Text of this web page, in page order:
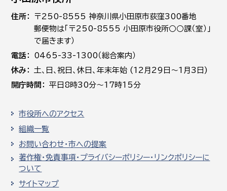
住所
〒250-8555 神奈川県小田原市荻窪300番地
郵便物は「〒250-8555 小田原市役所○○課（室）」
で届きます）
電話
0465-33-1300（総合案内）
休み
土､日､祝日、休日、年末年始 (12月29日～1月3日)
開庁時間
平日8時30分～17時15分
市役所へのアクセス
組織一覧
お問い合わせ・市への提案
著作権・免責事項・プライバシーポリシー・リンクポリシーに
ついて
サイトマップ